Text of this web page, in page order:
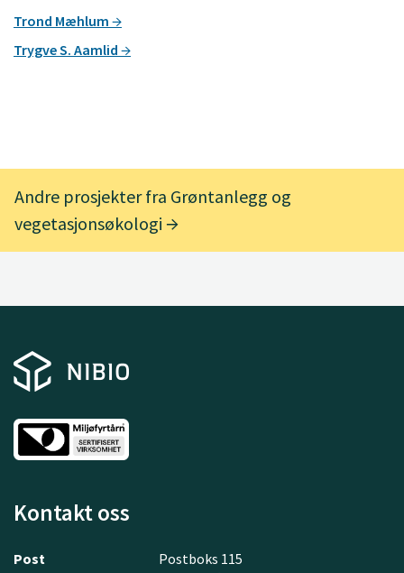
Trond Mæhlum
Trygve S. Aamlid
Andre prosjekter fra Grøntanlegg og
vegetasjonsøkologi
Kontakt oss
Post
Postboks 115